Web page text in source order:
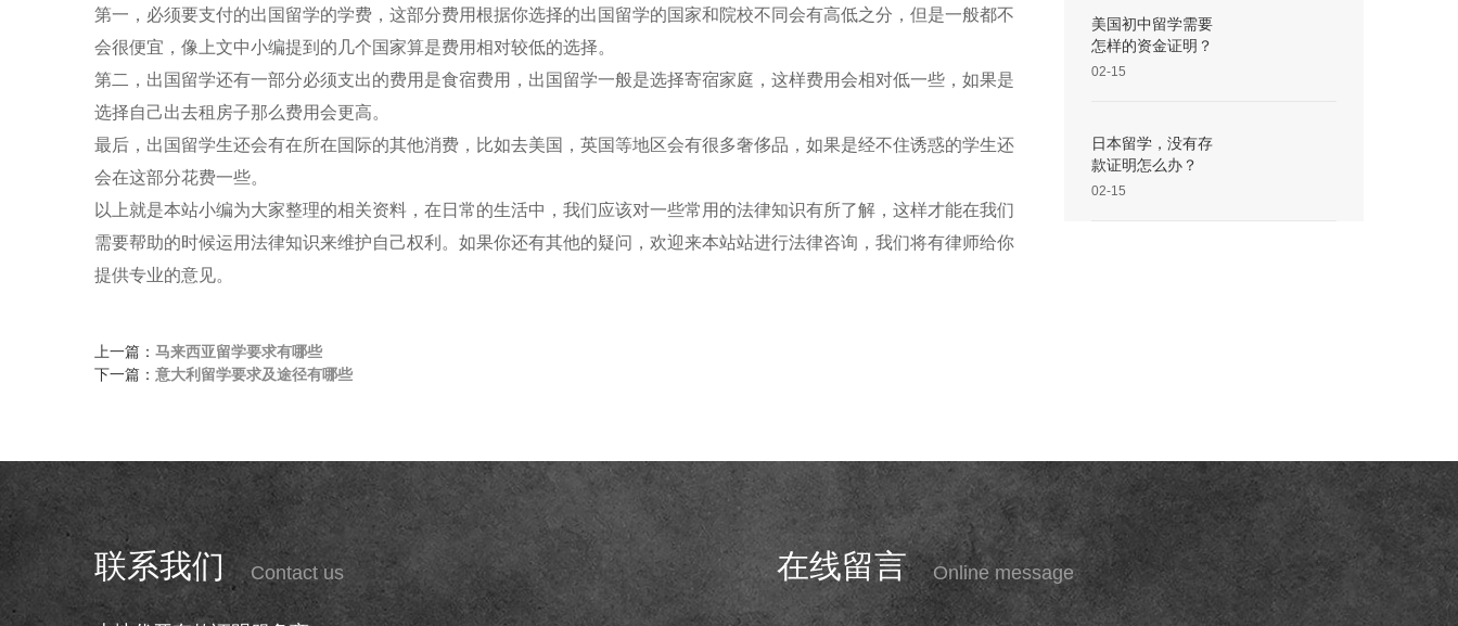
第一，必须要支付的出国留学的学费，这部分费用根据你选择的出国留学的国家和院校不同会有高低之分，但是一般都不
会很便宜，像上文中小编提到的几个国家算是费用相对较低的选择。
第二，出国留学还有一部分必须支出的费用是食宿费用，出国留学一般是选择寄宿家庭，这样费用会相对低一些，如果是
选择自己出去租房子那么费用会更高。
最后，出国留学生还会有在所在国际的其他消费，比如去美国，英国等地区会有很多奢侈品，如果是经不住诱惑的学生还
会在这部分花费一些。
以上就是本站小编为大家整理的相关资料，在日常的生活中，我们应该对一些常用的法律知识有所了解，这样才能在我们
需要帮助的时候运用法律知识来维护自己权利。如果你还有其他的疑问，欢迎来本站站进行法律咨询，我们将有律师给你
提供专业的意见。
上一篇： 马来西亚留学要求有哪些
下一篇： 意大利留学要求及途径有哪些
美国初中留学需要
怎样的资金证明？
02-15
日本留学，没有存
款证明怎么办？
02-15
在线留言 Online message
联系我们 Contact us